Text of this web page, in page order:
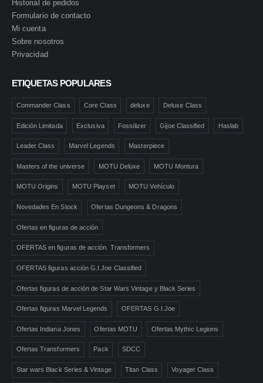
Historial de pedidos
Formulario de contacto
Mi cuenta
Sobre nosotros
Privacidad
ETIQUETAS POPULARES
Commander Class Core Class deluxe Deluxe Class
Edición Limitada Exclusiva Fossilizer Gijoe Classified Haslab
Leader Class Marvel Legends Masterpiece
Masters of the universe MOTU Deluxe MOTU Montura
MOTU Origins MOTU Playset MOTU Vehículo
Novedades En Stock Ofertas Dungeons & Dragons
Ofertas en figuras de acción
OFERTAS en figuras de acción. Transformers
OFERTAS figuras acción G.I.Joe Classified
Ofertas figuras de acción de Star Wars Vintage y Black Series
Ofertas figuras Marvel Legends OFERTAS G.I.Joe
Ofertas Indiana Jones Ofertas MOTU Ofertas Mythic Legions
Ofertas Transformers Pack SDCC
Star wars Black Series & Vintage Titan Class Voyager Class